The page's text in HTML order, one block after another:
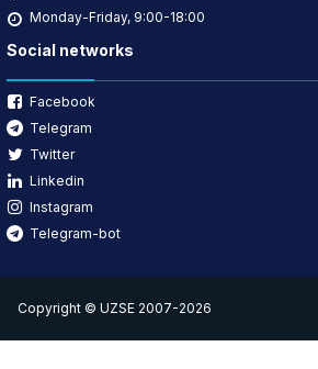
Monday-Friday, 9:00-18:00
Social networks
Facebook
Telegram
Twitter
Linkedin
Instagram
Telegram-bot
Copyright © UZSE 2007-2026